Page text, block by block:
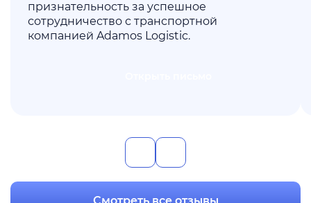
признательность за успешное
сотрудничество с транспортной
компанией Adamos Logistic.